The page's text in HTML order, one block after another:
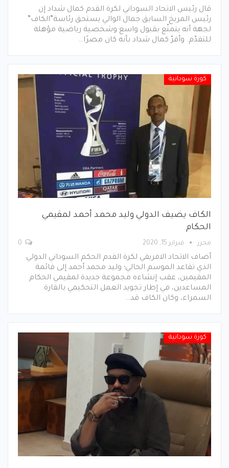
قال رئيس الاتحاد السوداني لكرة القدم كمال شداد إن
رئيس المريخ السابق جمال الوالي يستحق رئاسة”الكاف”
لجهة أنه يتمتّع بقبول واسع وشخصية رياضية مؤهلة
للتقدّم. وأقرّ كمال شداد بأنه كان مصرًا…
كورة سودانية
الكاف يضيف الدولي وليد محمد أحمد لمقيمي
الحكام
محرر فبراير 15, 2020
أضاف الاتحاد الافريقي لكرة القدم الحكم السوداني الدولي
الذي تقاعد الموسم الحالي؛ وليد محمد أحمد إلى قائمة
المقيمين، عقب إنشاءه مجموعة جديدة لمقيمي الحكام
المساعدين، في إطار تجويد العمل التحكيمي بالقارة
السمراء، وكان الكاف قد…
كورة سودانية